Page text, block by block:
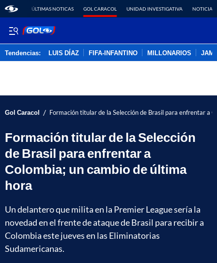
ÚLTIMAS NOTICAS GOL CARACOL UNIDAD INVESTIGATIVA NOTICIAS
Tendencias: LUIS DÍAZ FIFA-INFANTINO MILLONARIOS
Gol Caracol / Formación titular de la Selección de Brasil para enfrentar a
Formación titular de la Selección
de Brasil para enfrentar a
Colombia; un cambio de última
hora
Un delantero que milita en la Premier League sería la
novedad en el frente de ataque de Brasil para recibir a
Colombia este jueves en las Eliminatorias
Sudamericanas.